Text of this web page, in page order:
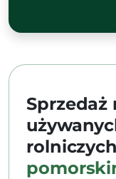
Sprzedaż
rolniczych